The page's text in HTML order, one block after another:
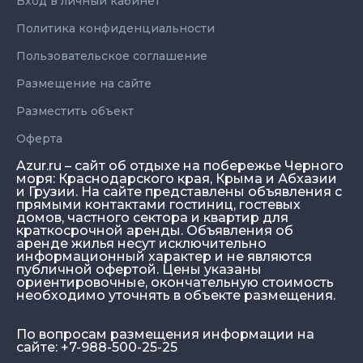
Azur.ru – сайт об отдыхе на побережье Черного
моря: Краснодарского края, Крыма и Абхазии
и Грузии. На сайте представлены объявления с
прямыми контактами гостиниц, гостевых
домов, частного сектора и квартир для
краткосрочной аренды. Объявления об
аренде жилья несут исключительно
информационный характер и не являются
публичной офертой. Цены указаны
ориентировочные, окончательную стоимость
необходимо уточнять в объекте размещения.
По вопросам размещения информации на
сайте: +7-988-500-25-25
Политика конфиденциальности
Пользовательское соглашение
Размещение на сайте
Разместить объект
Оферта